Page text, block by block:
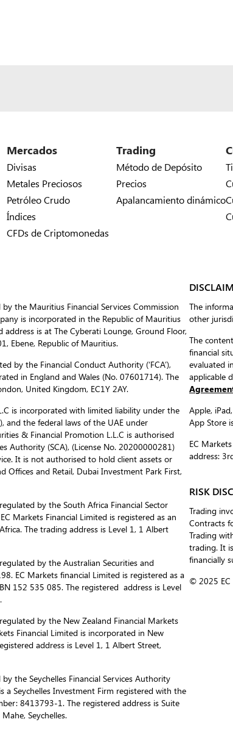
Mercados
Divisas
Metales Preciosos
Petróleo Crudo
Índices
CFDs de Criptomonedas
Trading
Método de Depósito
Precios
Apalancamiento dinámico
the Mauritius Financial Services Commission
is incorporated in the Republic of Mauritius
is at The Cyberati Lounge, Ground Floor,
Ebene, Republic of Mauritius.
by the Financial Conduct Authority (‘FCA’),
in England and Wales (No. 07601714). The
United Kingdom, EC1Y 2AY.
is incorporated with limited liability under the
and the federal laws of the UAE under
& Financial Promotion L.L.C is authorised
Authority (SCA), (License No. 20200000281)
It is not authorised to hold client assets or
Offices and Retail, Dubai Investment Park First,
by the South Africa Financial Sector
Markets Financial Limited is registered as an
The trading address is Level 1, 1 Albert
by the Australian Securities and
EC Markets financial Limited is registered as a
152 535 085. The registered address is Level
by the New Zealand Financial Markets
Financial Limited is incorporated in New
address is Level 1, 1 Albert Street,
the Seychelles Financial Services Authority
a Seychelles Investment Firm registered with the
8413793-1. The registered address is Suite
Seychelles.
The
other
The
financial
evaluated
applicable
Apple,
App Store
EC
address:
RISK
Trading
Contracts
Trading
trading. It
financially
© 2025 EC